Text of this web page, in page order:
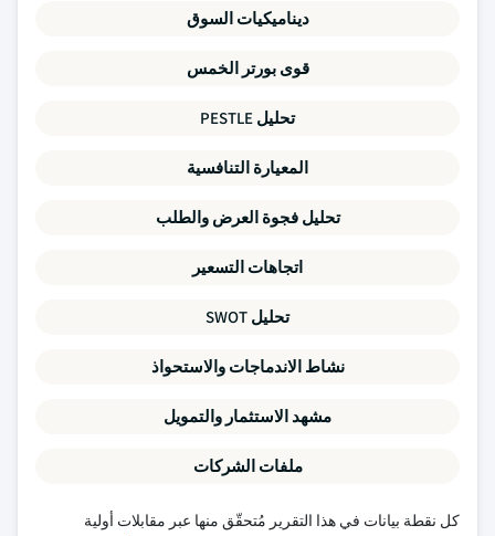
ديناميكيات السوق
قوى بورتر الخمس
تحليل PESTLE
المعيارة التنافسية
تحليل فجوة العرض والطلب
اتجاهات التسعير
تحليل SWOT
نشاط الاندماجات والاستحواذ
مشهد الاستثمار والتمويل
ملفات الشركات
كل نقطة بيانات في هذا التقرير مُتحقّق منها عبر مقابلات أولية